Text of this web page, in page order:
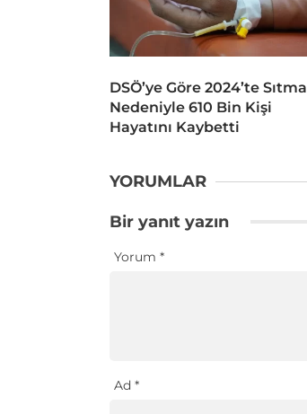
DSÖ’ye Göre 2024’te Sıtma
Nedeniyle 610 Bin Kişi
Hayatını Kaybetti
YORUMLAR
Bir yanıt yazın
Yorum *
Ad *